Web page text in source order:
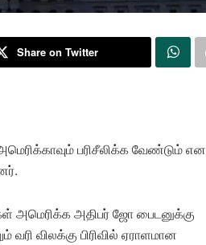
Share on Twitter
பரிசீலிக்க வேண்டும் என
அமெரிக்க அதிபர் ஜோ பைடனுக்கு
வரி விலக்கு பிரிவில் ஏராளமான